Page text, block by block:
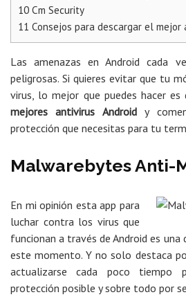
10 Cm Security
11 Consejos para descargar el mejor
Las amenazas en Android cada
peligrosas. Si quieres evitar que tu
virus, lo mejor que puedes hacer es
mejores antivirus Androidy
protección que necesitas para tu
Malwarebytes Anti-
En mi opinión esta app para
luchar contra los virus que
funcionan a través de Android es
este momento. Y no solo destaca
actualizarse cada poco tiempo
protección posible y sobre todo por